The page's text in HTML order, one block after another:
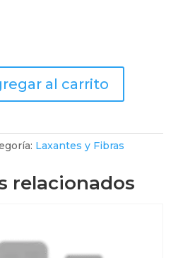
al carrito
Laxantes y Fibras
relacionados